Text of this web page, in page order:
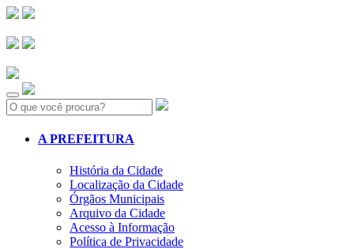
Search:
A PREFEITURA
História da Cidade
Localização da Cidade
Órgãos Municipais
Arquivo da Cidade
Acesso à Informação
Política de Privacidade